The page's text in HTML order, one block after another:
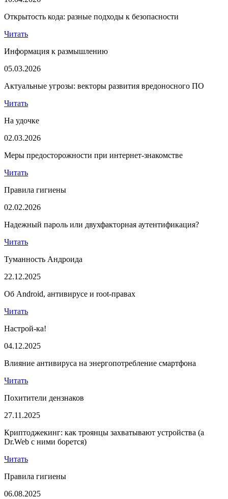
Открытость кода: разные подходы к безопасности
Читать
Информация к размышлению
05.03.2026
Актуальные угрозы: векторы развития вредоносного ПО
Читать
На удочке
02.03.2026
Меры предосторожности при интернет-знакомстве
Читать
Правила гигиены
02.02.2026
Надежный пароль или двухфакторная аутентификация?
Читать
Туманность Андроида
22.12.2025
Об Android, антивирусе и root-правах
Читать
Настрой-ка!
04.12.2025
Влияние антивируса на энергопотребление смартфона
Читать
Похитители дензнаков
27.11.2025
Криптоджекинг: как троянцы захватывают устройства (а
Dr.Web с ними борется)
Читать
Правила гигиены
06.08.2025